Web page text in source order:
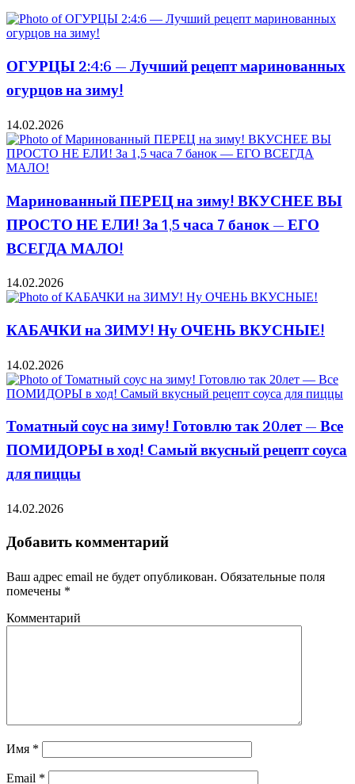
ОГУРЦЫ 2:4:6 — Лучший рецепт маринованных
огурцов на зиму!
14.02.2026
Маринованный ПЕРЕЦ на зиму! ВКУСНЕЕ ВЫ
ПРОСТО НЕ ЕЛИ! За 1,5 часа 7 банок — ЕГО
ВСЕГДА МАЛО!
14.02.2026
КАБАЧКИ на ЗИМУ! Ну ОЧЕНЬ ВКУСНЫЕ!
14.02.2026
Томатный соус на зиму! Готовлю так 20лет — Все
ПОМИДОРЫ в ход! Самый вкусный рецепт соуса
для пиццы
14.02.2026
Добавить комментарий
Ваш адрес email не будет опубликован. Обязательные поля
помечены *
Комментарий
Имя *
Email *